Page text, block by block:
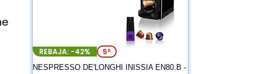
REBAJA: -42% 5º
NESPRESSO DE'LONGHI INISSIA EN80.B -